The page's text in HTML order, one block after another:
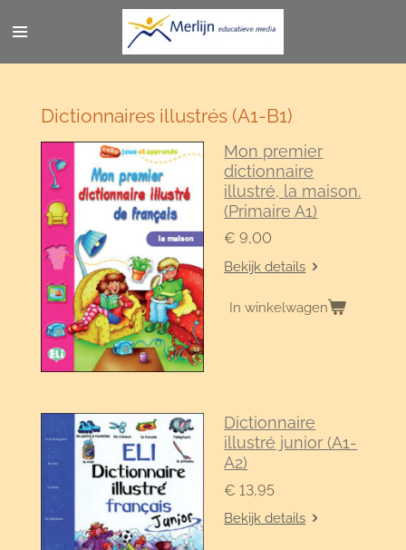
direct
Dictionnaires illustrés (A1-B1)
Mon premier
dictionnaire
illustré, la maison.
(Primaire A1)
€ 9,00
Bekijk details
In winkelwagen
Dictionnaire
illustré junior (A1-
A2)
€ 13,95
Bekijk details